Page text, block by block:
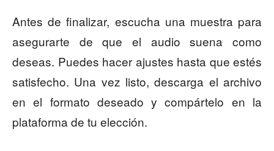
Antes de finalizar, escucha una muestra para
asegurarte de que el audio suena como
deseas. Puedes hacer ajustes hasta que estés
satisfecho. Una vez listo, descarga el archivo
en el formato deseado y compártelo en la
plataforma de tu elección.